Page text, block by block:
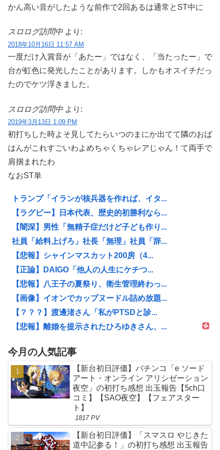
かん高い音がしたような前作で2回あるは通常とST中に
スロログ訪問中 より:
2018年10月16日 11:57 AM
一度だけ入賞音が「あたー」ではなく、「当たったー」で
台が虹色に発光したことがあります。しかもオスイチだっ
たのでケツ浮きました。
スロログ訪問中 より:
2019年3月13日 1:09 PM
初打ちした時よそ見してたらいつのまにか出てて隣のおば
はんがこれすごいわよめちゃくちゃレアじゃん！て両手で
肩掴まれたわ
なおST単
トランプ「イランが核兵器を作れば、イタ...
【ラグビー】日本代表、歴史的初勝利なら...
【闇深】男性「無精子症だけど子ども作り...
社員「給料上げろ」社長「無理」社員「辞...
【悲報】シャインマスカット200房（4...
【正論】DAIGO「他人の人生にケチつ...
【悲報】八王子の夏祭り、衛生管理終わっ...
【画像】イオンでカップヌードル詰め放題...
【？？？】渡邊渚さん「私がPTSDと診...
【悲報】離婚を提示されたひろゆきさん、...
今月の人気記事
【新台初日評価】パチンコ「e ソード
アート・オンライン アリシゼーション
夜空」の初打ち感想 出玉報告【5ch口
コミ】【SAO夜空】【フェアスター
ト】
1817 PV
【新台初日評価】「スマスロ やじきた
道中記参る！」の初打ち感想 出玉報告